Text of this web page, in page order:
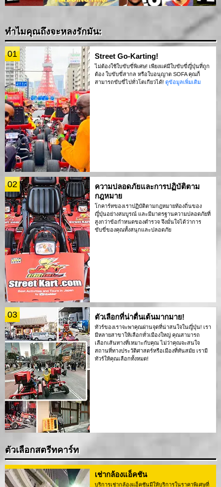
ทำไมคุณถึงจะหลงรักมัน:
01 Street Go-Karting!
ไม่ต้องใช้ใบขับขี่พิเศษ! เพียงแค่มีใบขับขี่ญี่ปุ่นที่ถูก
ต้อง ใบขับขี่สากล หรือใบอนุญาต SOFA คุณก็
สามารถขับขี่ไปทั่วโตเกียวได้! ดูข้อมูลเพิ่มเติม
02
ความปลอดภัยและการปฏิบัติตาม
กฎหมาย
โกคาร์ทของเราปฏิบัติตามกฎหมายท้องถิ่นของ
ญี่ปุ่นอย่างสมบูรณ์ และมีมาตรฐานความปลอดภัยที่
สูงกว่าข้อกำหนดของตำรวจ จึงมั่นใจได้ว่าการ
ขับขี่ของคุณทั้งสนุกและปลอดภัย
03 ตัวเลือกที่น่าตื่นเต้นมากมาย!
ทัวร์ของเราจะพาคุณผ่านจุดที่น่าสนใจในญี่ปุ่น! เรา
มีหลายสาขาให้เลือกทั่วเมืองใหญ่ คุณสามารถ
เลือกเส้นทางที่เหมาะกับคุณ ไม่ว่าคุณจะสนใจ
สถานที่ทางประวัติศาสตร์หรือเมืองที่ทันสมัย เรามี
ทัวร์ให้คุณเลือกทั้งหมด!
ตัวเลือกสตรีทคาร์ท
เช่ากล้องแอ็คชัน
บริการเช่ากล้องแอ็คชันมีให้บริการในราคาพิเศษที่